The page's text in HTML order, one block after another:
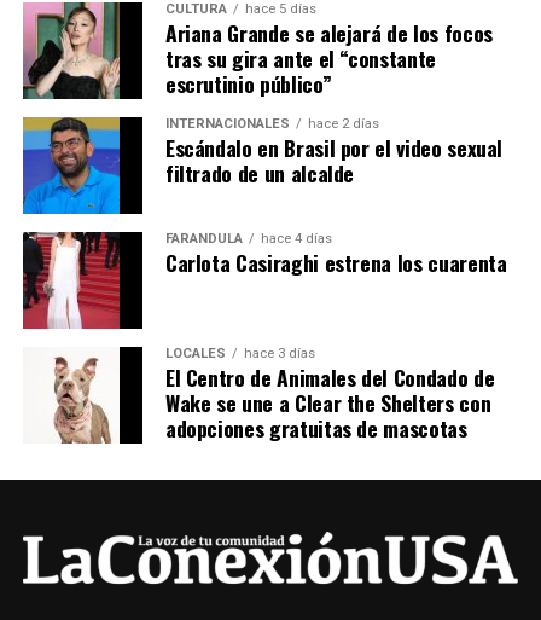
CULTURA hace 5 días
Ariana Grande se alejará de los focos
tras su gira ante el “constante
escrutinio público”
INTERNACIONALES hace 2 días
Escándalo en Brasil por el video sexual
filtrado de un alcalde
FARÁNDULA hace 4 días
Carlota Casiraghi estrena los cuarenta
LOCALES hace 3 días
El Centro de Animales del Condado de
Wake se une a Clear the Shelters con
adopciones gratuitas de mascotas